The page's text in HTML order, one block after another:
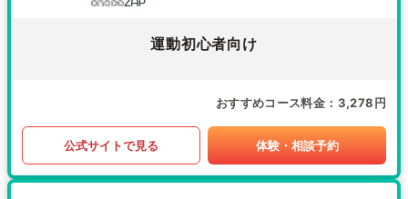
運動初心者向け
おすすめコース料金 3,278円
公式サイトで見る 体験・相談予約